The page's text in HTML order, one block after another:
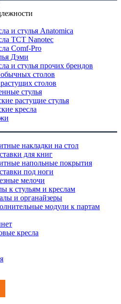
и стулья Anatomica
TCT Nanotec
Comf-Pro
Дэми
и стулья прочих брендов
столов
столов
стулья
растущие стулья
кресла
накладки на стол
для книг
напольные покрытия
под ноги
мелочи
к стульям и креслам
и органайзеры
модули к партам
кресла